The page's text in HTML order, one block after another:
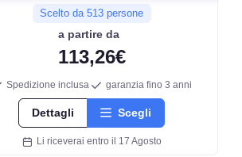
Scelto da 513 persone
a partire da
113,26€
Spedizione inclusa garanzia fino 3 anni
Dettagli Scegli
Li riceverai entro il 17 Agosto